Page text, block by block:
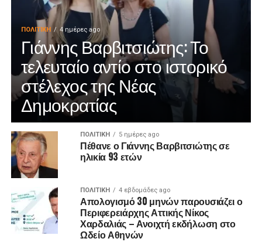
ΠΟΛΙΤΙΚΉ 4 ημέρες ago
Γιάννης Βαρβιτσιώτης: Το
τελευταίο αντίο στο ιστορικό
στέλεχος της Νέας
Δημοκρατίας
ΠΟΛΙΤΙΚΉ 5 ημέρες ago
Πέθανε ο Γιάννης Βαρβιτσιώτης σε
ηλικία 93 ετών
ΠΟΛΙΤΙΚΉ 4 εβδομάδες ago
Απολογισμό 30 μηνών παρουσιάζει ο
Περιφερειάρχης Αττικής Νίκος
Χαρδαλιάς – Ανοιχτή εκδήλωση στο
Ωδείο Αθηνών